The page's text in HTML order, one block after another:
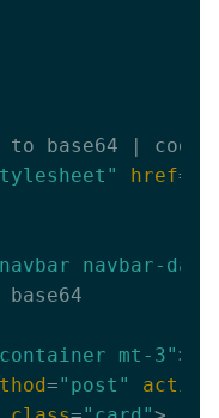
to base64 |
href=
navbar-
base64
mt-3">
="post" action